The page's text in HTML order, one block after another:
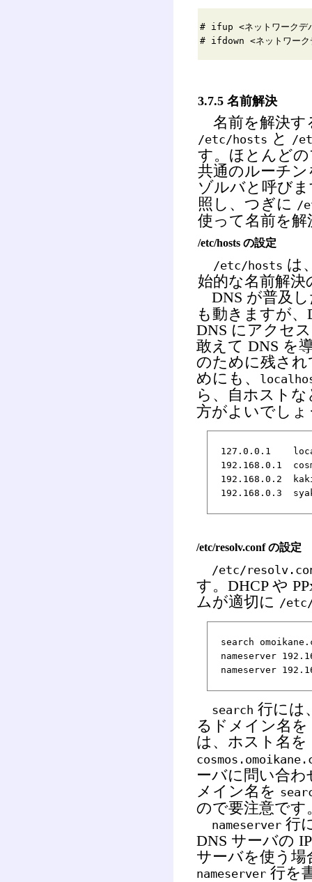
# ifup <ネットワークデ
# ifdown <ネットワーク
3.7.5 名前解決
名前を解決す
/etc/hosts と /
す。ほとんど
共通のルーチ
ゾルバと呼び
照し、つぎに /
使って名前を
/etc/hosts の設定
/etc/hosts は
始的な名前解決
DNS が普及
も動きますが
DNS にアクセ
敢えて DNS を
のために残さ
めにも、
ら、自ホスト
方がよいでしょ
127.0.0.1
192.168.0.1
192.168.0.2
192.168.0.3
/etc/resolv.conf の設定
/etc/
す。DHCP や
ムが適切に /
search
nameserver
nameserver
search 行には
るドメイン名
は、ホスト名を
ーバに問い合
メイン名を
ので要注意です
nameserver 行
DNS サーバの
サーバを使う
nameserver 行を